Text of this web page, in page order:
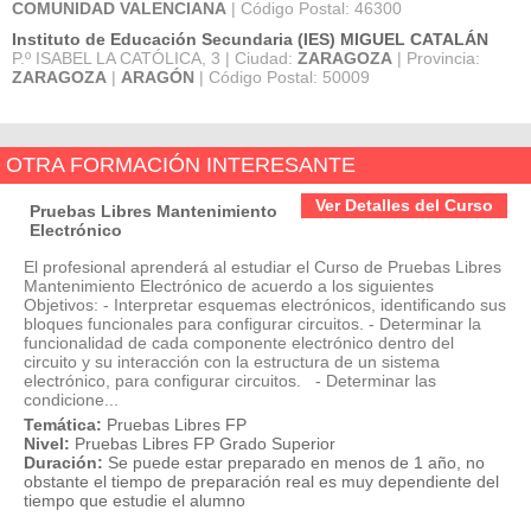
COMUNIDAD VALENCIANA | Código Postal: 46300
Instituto de Educación Secundaria (IES) MIGUEL CATALÁN
P.º ISABEL LA CATÓLICA, 3 | Ciudad: ZARAGOZA | Provincia:
ZARAGOZA | ARAGÓN | Código Postal: 50009
OTRA FORMACIÓN INTERESANTE
Ver Detalles del Curso
Pruebas Libres Mantenimiento
Electrónico
El profesional aprenderá al estudiar el Curso de Pruebas Libres
Mantenimiento Electrónico de acuerdo a los siguientes
Objetivos: - Interpretar esquemas electrónicos, identificando sus
bloques funcionales para configurar circuitos. - Determinar la
funcionalidad de cada componente electrónico dentro del
circuito y su interacción con la estructura de un sistema
electrónico, para configurar circuitos. - Determinar las
condicione...
Temática: Pruebas Libres FP
Nivel: Pruebas Libres FP Grado Superior
Duración: Se puede estar preparado en menos de 1 año, no
obstante el tiempo de preparación real es muy dependiente del
tiempo que estudie el alumno